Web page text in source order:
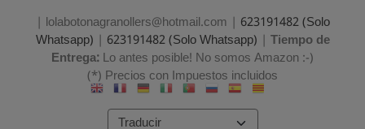
| lolabotonagranollers@hotmail.com | 623191482 (Solo
Whatsapp) | 623191482 (Solo Whatsapp) | Tiempo de
Entrega:Lo antes posible! No somos Amazon :-)
(*) Precios con Impuestos incluidos